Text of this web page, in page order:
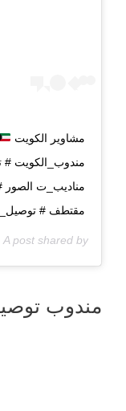
مشاوير الكويت
مندوب_الكويت #
مناديب_ت
مقتطف #
A post shared by
مندوب